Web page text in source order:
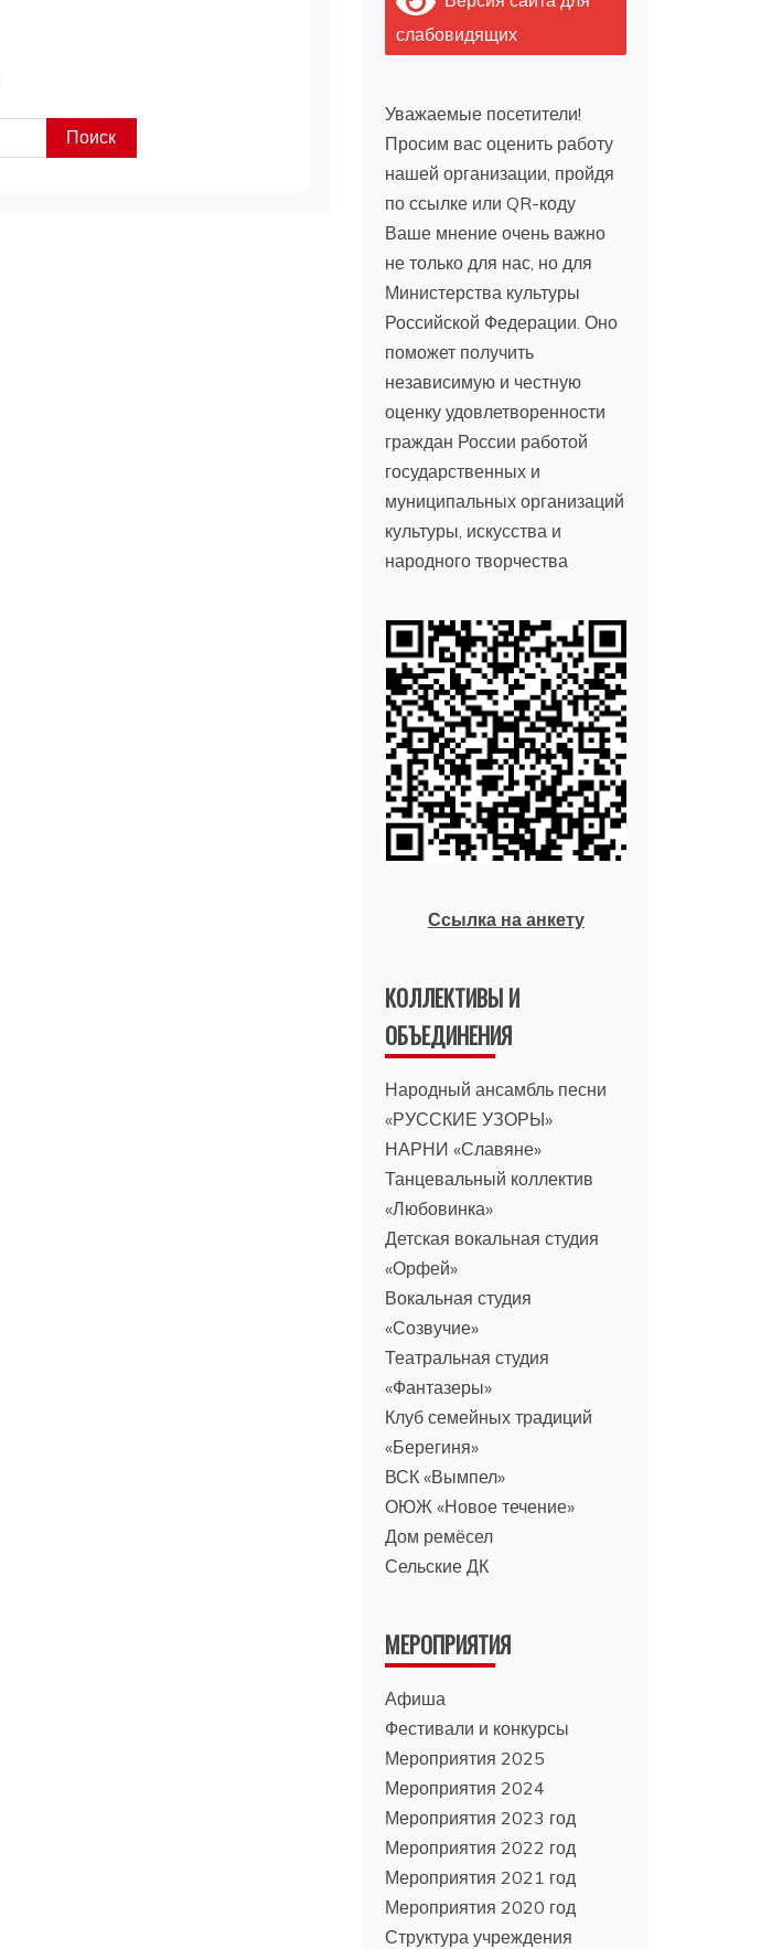
слабовидящих
Уважаемые посетители!
Просим вас оценить работу
нашей организации, пройдя
по ссылке или QR-коду
Ваше мнение очень важно
не только для нас, но для
Министерства культуры
Российской Федерации. Оно
поможет получить
независимую и честную
оценку удовлетворенности
граждан России работой
государственных и
муниципальных организаций
культуры, искусства и
народного творчества
Ссылка на анкету
КОЛЛЕКТИВЫ И
ОБЪЕДИНЕНИЯ
Народный ансамбль песни
«РУССКИЕ УЗОРЫ»
НАРНИ «Славяне»
Танцевальный коллектив
«Любовинка»
Детская вокальная студия
«Орфей»
Вокальная студия
«Созвучие»
Театральная студия
«Фантазеры»
Клуб семейных традиций
«Берегиня»
ВСК «Вымпел»
ОЮЖ «Новое течение»
Дом ремёсел
Сельские ДК
МЕРОПРИЯТИЯ
Афиша
Фестивали и конкурсы
Мероприятия 2025
Мероприятия 2024
Мероприятия 2023 год
Мероприятия 2022 год
Мероприятия 2021 год
Мероприятия 2020 год
Структура учреждения